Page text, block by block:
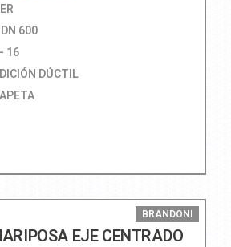
600
16
DÚCTIL
EJE CENTRADO
BRANDONI